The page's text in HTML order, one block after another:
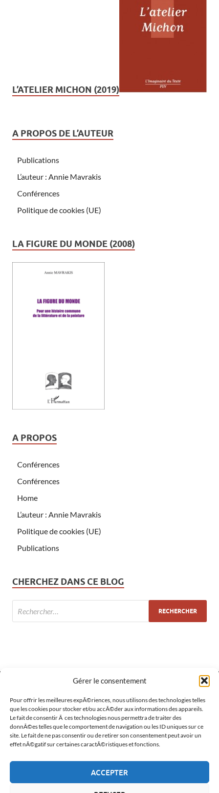
Gérer le consentement
Pour offrir les meilleures expÃ©riences, nous utilisons des technologies telles
que les cookies pour stocker et/ou accÃ©der aux informations des appareils.
Le fait de consentir Ã ces technologies nous permettra de traiter des
donnÃ©es telles que le comportement de navigation ou les ID uniques sur ce
site. Le fait de ne pas consentir ou de retirer son consentement peut avoir un
effet nÃ©gatif sur certaines caractÃ©ristiques et fonctions.
ACCEPTER
L’ATELIER MICHON (2019)
A PROPOS DE L’AUTEUR
Publications
L’auteur : Annie Mavrakis
Conférences
Politique de cookies (UE)
LA FIGURE DU MONDE (2008)
A PROPOS
Conférences
Conférences
Home
L’auteur : Annie Mavrakis
Politique de cookies (UE)
Publications
CHERCHEZ DANS CE BLOG
MÉTA
Connexion
Flux des publications
Flux des commentaires